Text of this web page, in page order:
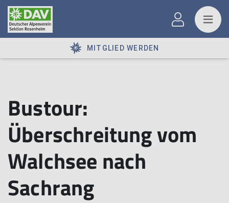
MITGLIED WERDEN
Bustour:
Überschreitung vom
Walchsee nach
Sachrang